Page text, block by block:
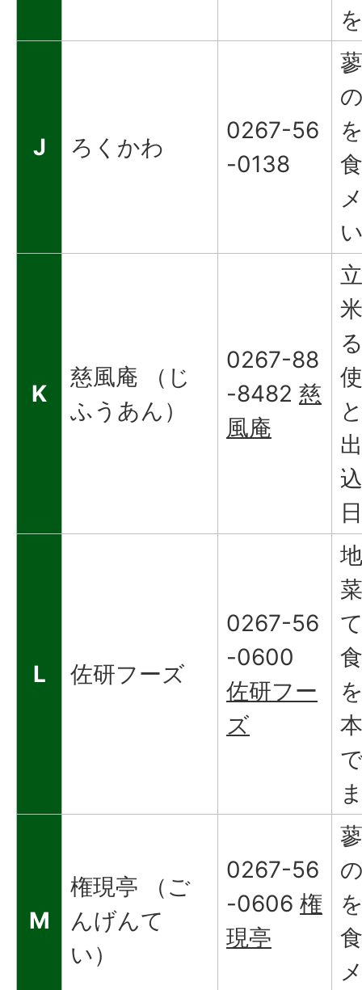
J ろくかわ
0267-56
-0138
K
慈風庵 （じ
ふうあん）
0267-88
-8482 慈
風庵
L 佐研フーズ
0267-56
-0600
佐研フー
ズ
M
権現亭 （ご
んげんて
い）
0267-56
-0606 権
現亭